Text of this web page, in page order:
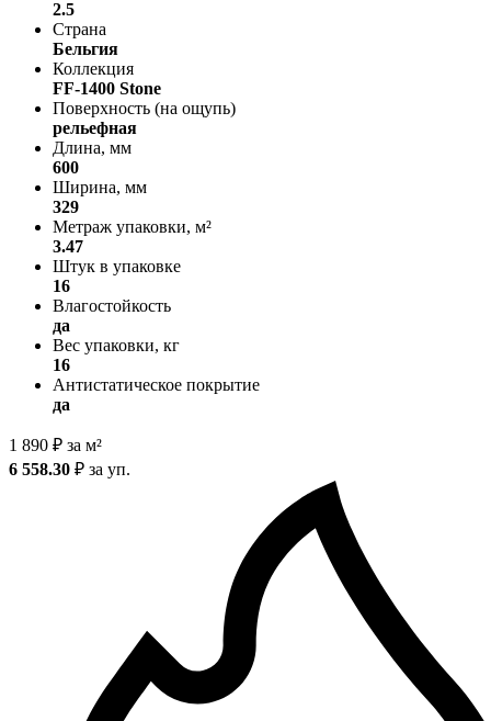
2.5
Страна
Бельгия
Коллекция
FF-1400 Stone
Поверхность (на ощупь)
рельефная
Длина, мм
600
Ширина, мм
329
Метраж упаковки, м²
3.47
Штук в упаковке
16
Влагостойкость
да
Вес упаковки, кг
16
Антистатическое покрытие
да
1 890 ₽ за м²
6 558.30 ₽ за уп.